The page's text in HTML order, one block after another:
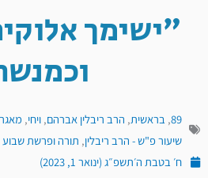
״ישימך
89
, בראשית, הרב ריבלין אברהם, ויחי,
שיעור פ"ש - הרב ריבלין, תורה ופרשת שבוע
ח׳ בטבת ה׳תשפ״ג (ינואר 1, 2023)